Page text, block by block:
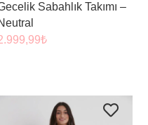
Sabahlık Takımı –
₺